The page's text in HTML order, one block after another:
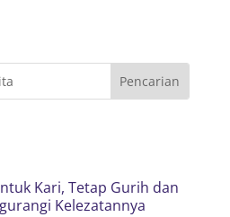
Kari, Tetap Gurih dan
Kelezatannya